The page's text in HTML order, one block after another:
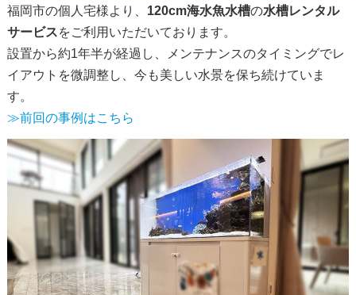
福岡市の個人宅様より、 120cm海水魚水槽の水槽レンタル
サービスをご利用いただいております。
設置から約1年半が経過し、メンテナンスのタイミングでレ
イアウトを微調整し、今も美しい水景を保ち続けていま
す。
≫前回の事例はこちら